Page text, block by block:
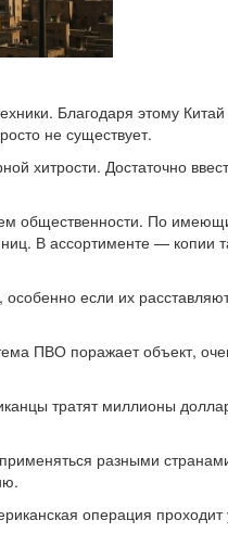
Благодаря этому
не существует.
хитрости. Достаточно
общественности. По
В ассортименте — копии
если их
ПВО поражает объект,
тратят миллионы
разными
операция